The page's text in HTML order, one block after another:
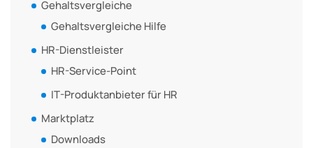
Gehaltsvergleiche
Gehaltsvergleiche Hilfe
HR-Dienstleister
HR-Service-Point
IT-Produktanbieter für HR
Marktplatz
Downloads